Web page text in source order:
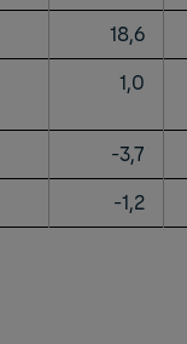
18,6
1,0
-3,7
-1,2